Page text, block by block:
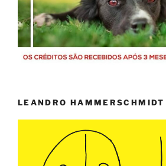
LEANDRO HAMMERSCHMIDT